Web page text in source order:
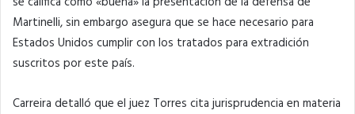
Martinelli, sin embargo asegura que se hace necesario para
Estados Unidos cumplir con los tratados para extradición
suscritos por este país.
Carreira detalló que el juez Torres cita jurisprudencia en materia